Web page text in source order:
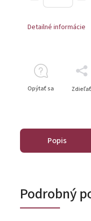
Detailné informácie
Opýtať sa Zdieľať
Popis
Podrobný